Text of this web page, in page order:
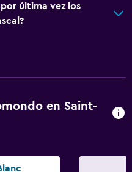
última vez los
en Saint-